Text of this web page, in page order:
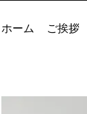
ホーム ご挨拶